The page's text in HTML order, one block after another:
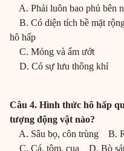
A. Phải luôn bao phủ bên
B. Có diện tích bề mặt
hô hấp
C. Mỏng và ẩm ướt
D. Có sự lưu thông khí
Câu 4. Hình thức hô hấp
tượng động vật nào?
A. Sâu bọ, côn trùng B.
C. Cá, tôm, cua D. Bò